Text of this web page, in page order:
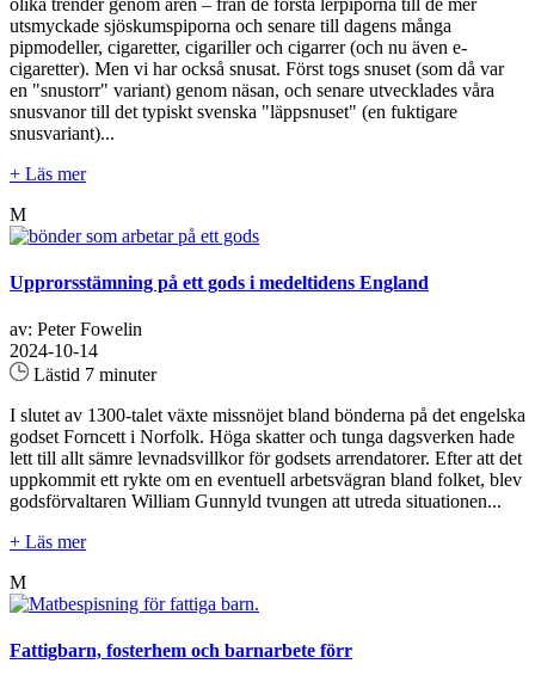
utsmyckade sjöskumspiporna och senare till dagens många
pipmodeller, cigaretter, cigariller och cigarrer (och nu även e-
cigaretter). Men vi har också snusat. Först togs snuset (som då var
en "snustorr" variant) genom näsan, och senare utvecklades våra
snusvanor till det typiskt svenska "läppsnuset" (en fuktigare
snusvariant)...
+ Läs mer
M
Upprorsstämning på ett gods i medeltidens England
av: Peter Fowelin
2024-10-14
Lästid 7 minuter
I slutet av 1300-talet växte missnöjet bland bönderna på det engelska
godset Forncett i Norfolk. Höga skatter och tunga dagsverken hade
lett till allt sämre levnadsvillkor för godsets arrendatorer. Efter att det
uppkommit ett rykte om en eventuell arbetsvägran bland folket, blev
godsförvaltaren William Gunnyld tvungen att utreda situationen...
+ Läs mer
M
Fattigbarn, fosterhem och barnarbete förr